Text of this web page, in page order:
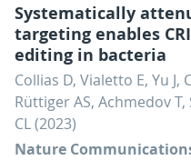
Systematically
targeting enables
editing in bacteria
Collias D, Vialetto E, Yu J,
Rüttiger AS, Achmedov T,
CL (2023)
Nature